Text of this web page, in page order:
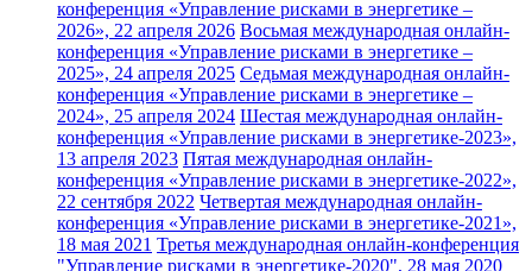
конференция «Управление рисками в энергетике –
2026», 22 апреля 2026 Восьмая международная онлайн-
конференция «Управление рисками в энергетике –
2025», 24 апреля 2025 Седьмая международная онлайн-
конференция «Управление рисками в энергетике –
2024», 25 апреля 2024 Шестая международная онлайн-
конференция «Управление рисками в энергетике-2023»,
13 апреля 2023 Пятая международная онлайн-
конференция «Управление рисками в энергетике-2022»,
22 сентября 2022 Четвертая международная онлайн-
конференция «Управление рисками в энергетике-2021»,
18 мая 2021 Третья международная онлайн-конференция
"Управление рисками в энергетике-2020", 28 мая 2020